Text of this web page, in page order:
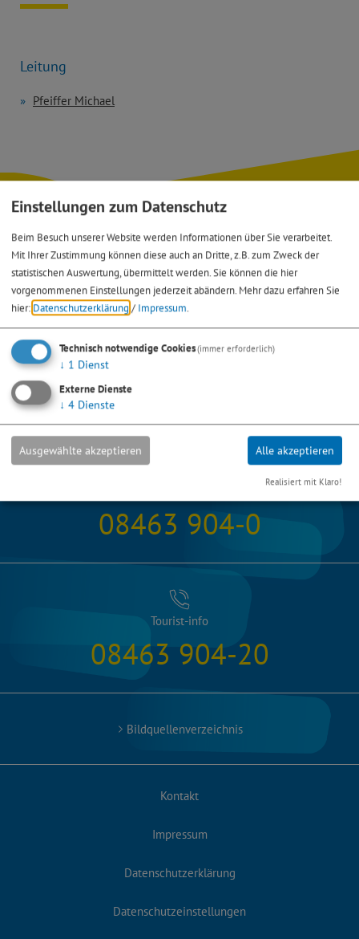
Leitung
Pfeiffer Michael
08463 904-0
Tourist-info
08463 904-20
Bildquellenverzeichnis
Kontakt
Impressum
Datenschutzerklärung
Datenschutzeinstellungen
Einstellungen zum Datenschutz
Beim Besuch unserer Website werden Informationen über Sie verarbeitet.
Mit Ihrer Zustimmung können diese auch an Dritte, z.B. zum Zweck der
statistischen Auswertung, übermittelt werden. Sie können die hier
vorgenommenen Einstellungen jederzeit abändern. Mehr dazu erfahren Sie
hier: Datenschutzerklärung / Impressum
Technisch notwendige Cookies(immer erforderlich)
↓ 1 Dienst
Externe Dienste
↓ 4 Dienste
Ausgewählte akzeptieren Alle akzeptieren
Realisiert mit Klaro!